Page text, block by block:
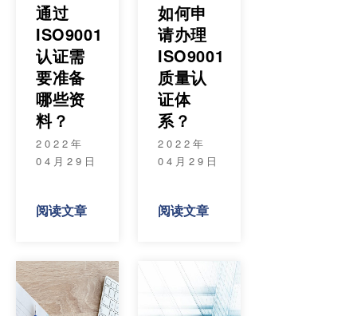
通过
ISO9001
认证需
要准备
哪些资
料？
2022年
04月29日
阅读文章
如何申
请办理
ISO9001
质量认
证体
系？
2022年
04月29日
阅读文章